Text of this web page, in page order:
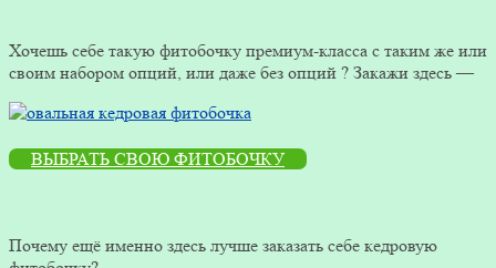
Хочешь себе такую фитобочку премиум-класса с таким же или
своим набором опций, или даже без опций ? Закажи здесь —
ВЫБРАТЬ СВОЮ ФИТОБОЧКУ
Почему ещё именно здесь лучше заказать себе кедровую